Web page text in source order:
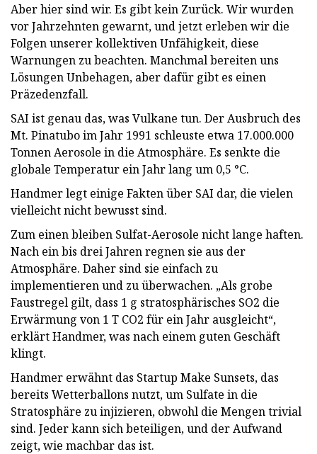
Aber hier sind wir. Es gibt kein Zurück. Wir wurden
vor Jahrzehnten gewarnt, und jetzt erleben wir die
Folgen unserer kollektiven Unfähigkeit, diese
Warnungen zu beachten. Manchmal bereiten uns
Lösungen Unbehagen, aber dafür gibt es einen
Präzedenzfall.
SAI ist genau das, was Vulkane tun. Der Ausbruch des
Mt. Pinatubo im Jahr 1991 schleuste etwa 17.000.000
Tonnen Aerosole in die Atmosphäre. Es senkte die
globale Temperatur ein Jahr lang um 0,5 °C.
Handmer legt einige Fakten über SAI dar, die vielen
vielleicht nicht bewusst sind.
Zum einen bleiben Sulfat-Aerosole nicht lange haften.
Nach ein bis drei Jahren regnen sie aus der
Atmosphäre. Daher sind sie einfach zu
implementieren und zu überwachen. „Als grobe
Faustregel gilt, dass 1 g stratosphärisches SO2 die
Erwärmung von 1 T CO2 für ein Jahr ausgleicht“,
erklärt Handmer, was nach einem guten Geschäft
klingt.
Handmer erwähnt das Startup Make Sunsets, das
bereits Wetterballons nutzt, um Sulfate in die
Stratosphäre zu injizieren, obwohl die Mengen trivial
sind. Jeder kann sich beteiligen, und der Aufwand
zeigt, wie machbar das ist.